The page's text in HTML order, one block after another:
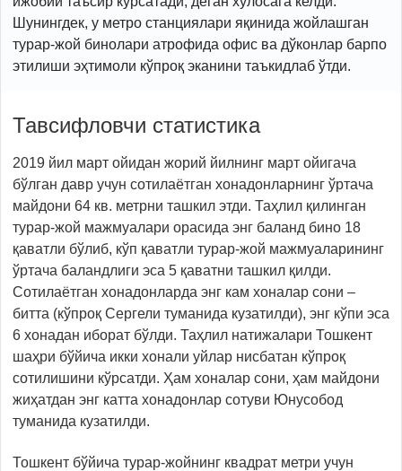
Шунингдек, у метро станциялари яқинида жойлашган
турар-жой бинолари атрофида офис ва дўконлар барпо
этилиши эҳтимоли кўпроқ эканини таъкидлаб ўтди.
Тавсифловчи статистика
2019 йил март ойидан жорий йилнинг март ойигача
бўлган давр учун сотилаётган хонадонларнинг ўртача
майдони 64 кв. метрни ташкил этди. Таҳлил қилинган
турар-жой мажмуалари орасида энг баланд бино 18
қаватли бўлиб, кўп қаватли турар-жой мажмуаларининг
ўртача баландлиги эса 5 қаватни ташкил қилди.
Сотилаётган хонадонларда энг кам хоналар сони –
битта (кўпроқ Сергели туманида кузатилди), энг кўпи эса
6 хонадан иборат бўлди. Таҳлил натижалари Тошкент
шаҳри бўйича икки хонали уйлар нисбатан кўпроқ
сотилишини кўрсатди. Ҳам хоналар сони, ҳам майдони
жиҳатдан энг катта хонадонлар сотуви Юнусобод
туманида кузатилди.
Тошкент бўйича турар-жойнинг квадрат метри учун